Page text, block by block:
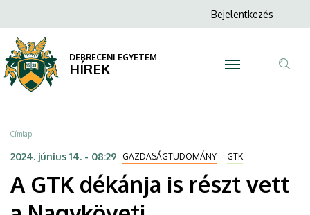
GTK
dékánja
részt
vett
a
a
tartalomra
Anonim
menüje
Bejelentkezés
DEBRECENI EGYETEM
HÍREK
Morzsa
Címlap
2024. június 14. - 08:29 GAZDASÁGTUDOMÁNY GTK
A GTK dékánja is részt vett